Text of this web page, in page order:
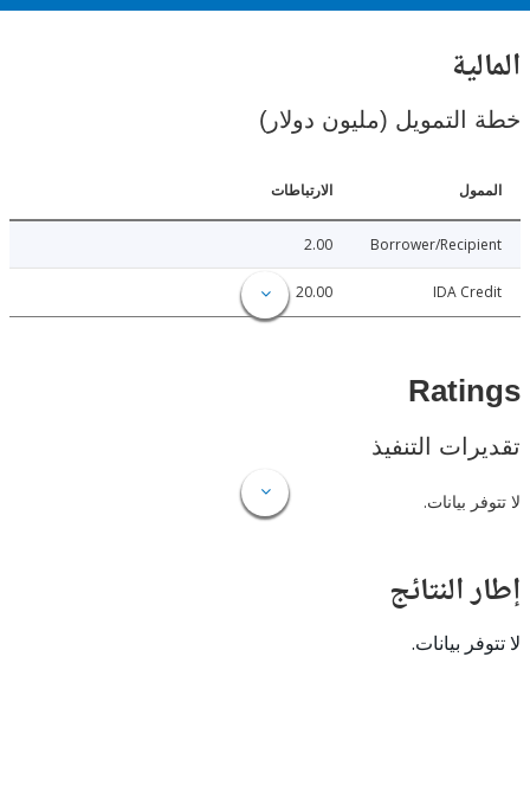
(مليون دولار)
الارتباطات
Borrower/
2.00
IDA
التنفيذ
بيانات.
بيانات.